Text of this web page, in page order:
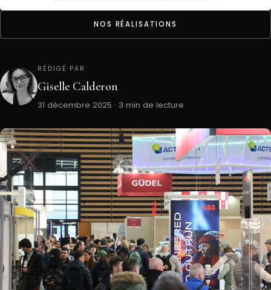
NOS RÉALISATIONS
RÉDIGÉ PAR
Giselle Calderon
31 décembre 2025 · 3 min de lecture